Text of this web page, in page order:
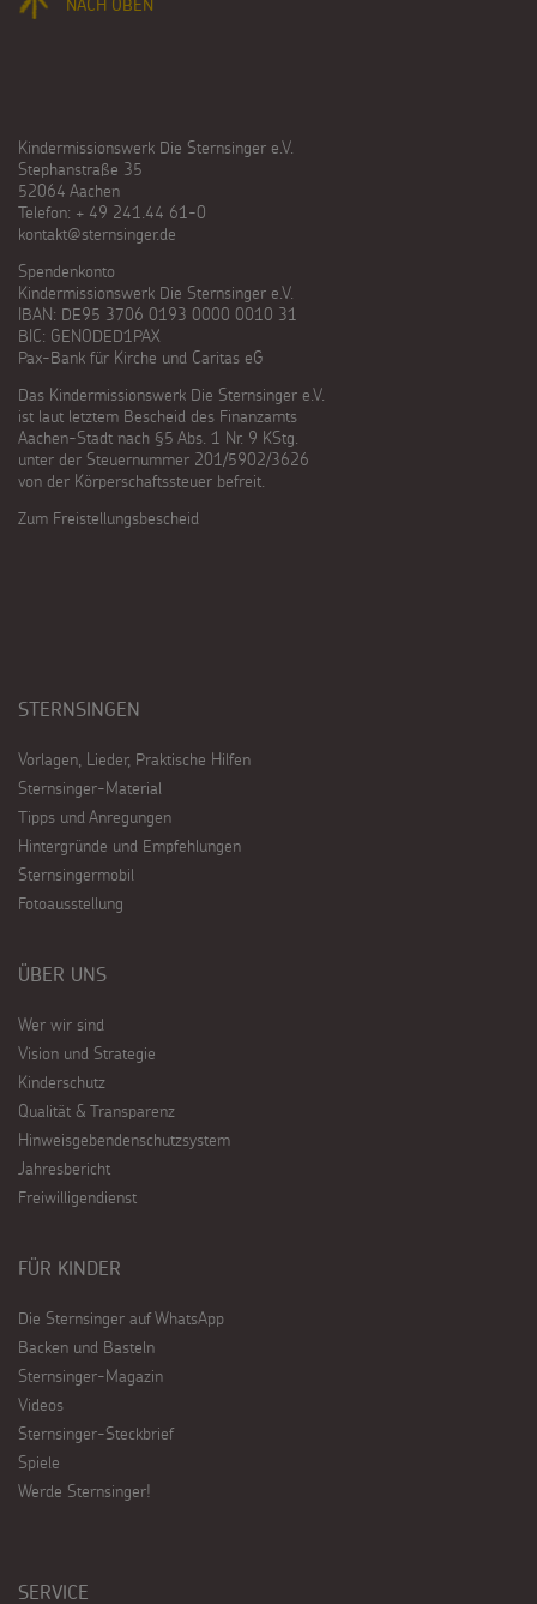
NACH OBEN
Kindermissionswerk Die Sternsinger e.V.
Stephanstraße 35
52064 Aachen
Telefon: + 49 241.44 61-0
kontakt@sternsinger.de
Spendenkonto
Kindermissionswerk Die Sternsinger e.V.
IBAN: DE95 3706 0193 0000 0010 31
BIC: GENODED1PAX
Pax-Bank für Kirche und Caritas eG
Das Kindermissionswerk Die Sternsinger e.V.
ist laut letztem Bescheid des Finanzamts
Aachen-Stadt nach §5 Abs. 1 Nr. 9 KStg.
unter der Steuernummer 201/5902/3626
von der Körperschaftssteuer befreit.
Zum Freistellungsbescheid
STERNSINGEN
Vorlagen, Lieder, Praktische Hilfen
Sternsinger-Material
Tipps und Anregungen
Hintergründe und Empfehlungen
Sternsingermobil
Fotoausstellung
ÜBER UNS
Wer wir sind
Vision und Strategie
Kinderschutz
Qualität & Transparenz
Hinweisgebendenschutzsystem
Jahresbericht
Freiwilligendienst
FÜR KINDER
Die Sternsinger auf WhatsApp
Backen und Basteln
Sternsinger-Magazin
Videos
Sternsinger-Steckbrief
Spiele
Werde Sternsinger!
SERVICE